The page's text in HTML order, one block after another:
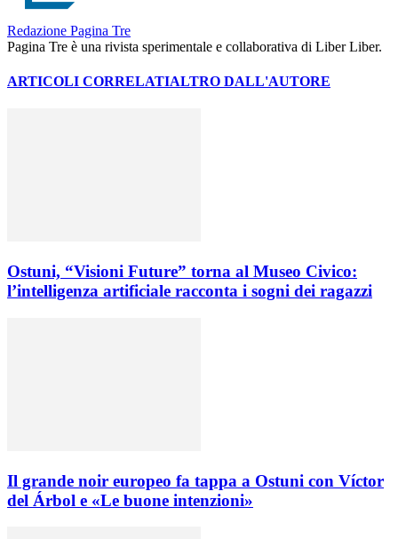
Redazione Pagina Tre
Pagina Tre è una rivista sperimentale e collaborativa di Liber Liber.
ARTICOLI CORRELATIALTRO DALL'AUTORE
Ostuni, “Visioni Future” torna al Museo Civico:
l’intelligenza artificiale racconta i sogni dei ragazzi
Il grande noir europeo fa tappa a Ostuni con Víctor
del Árbol e «Le buone intenzioni»